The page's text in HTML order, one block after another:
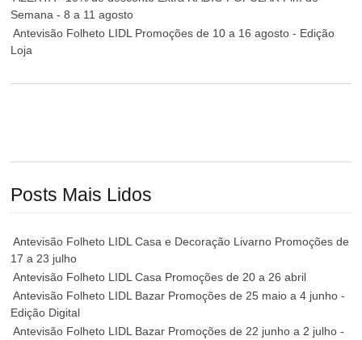
Semana - 8 a 11 agosto
Antevisão Folheto LIDL Promoções de 10 a 16 agosto - Edição
Loja
Posts Mais Lidos
Antevisão Folheto LIDL Casa e Decoração Livarno Promoções de
17 a 23 julho
Antevisão Folheto LIDL Casa Promoções de 20 a 26 abril
Antevisão Folheto LIDL Bazar Promoções de 25 maio a 4 junho -
Edição Digital
Antevisão Folheto LIDL Bazar Promoções de 22 junho a 2 julho -